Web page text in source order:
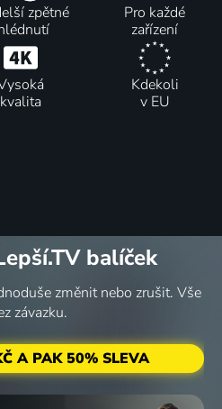
zpětné
Pro každé
zařízení
kvalita
Kdekoli
v EU
balíček
změnit nebo zrušit. Vše
závazku.
A PAK 50% SLEVA